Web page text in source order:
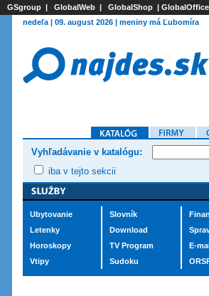
GSgroup | GlobalWeb | GlobalShop | GlobalOffice
nedeľa | 09. august 2026 | meniny má Ľubomíra
Vyhľadávanie v katalógu:
iba v tejto sekcii
Ubytovanie
Letenky
Horoskopy
Vtipy
Slovník
Download
TV Program
Sudoku
E-